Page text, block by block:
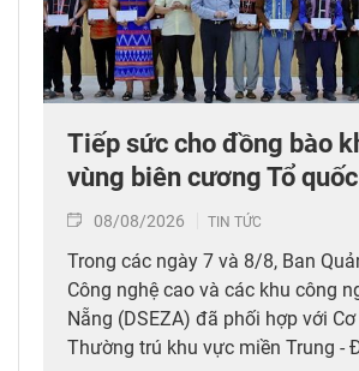
Tiếp sức cho đồng bào
vùng biên cương Tổ quốc
08/08/2026 TIN TỨC
Trong các ngày 7 và 8/8, Ban
Công nghệ cao và các khu công
Nẵng (DSEZA) đã phối hợp với
Thường trú khu vực miền Trung -